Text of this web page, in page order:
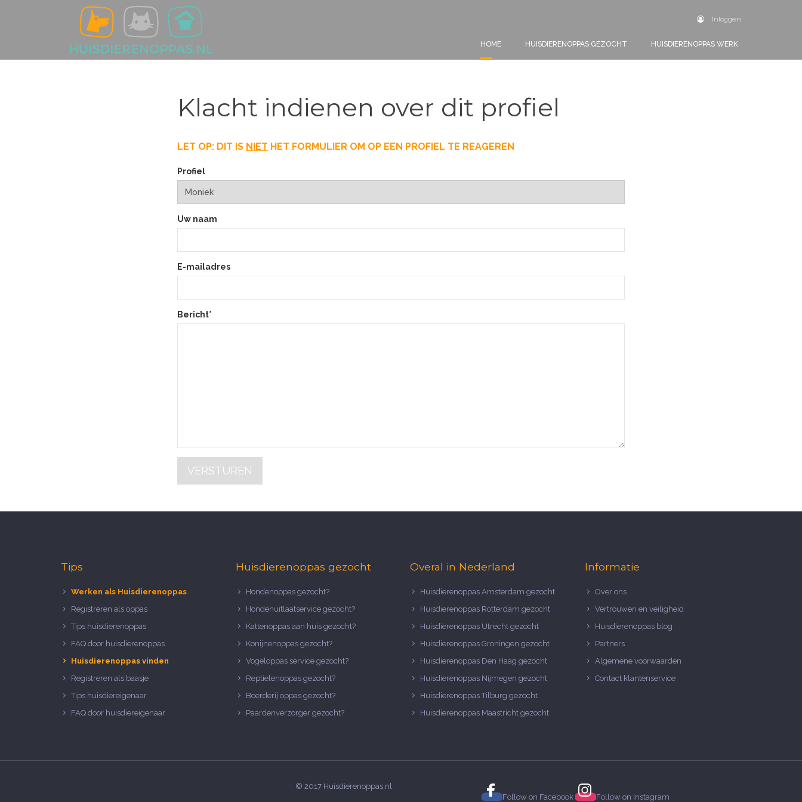
Inloggen
HOME HUISDIERENOPPAS GEZOCHT HUISDIERENOPPAS WERK
Klacht indienen over dit profiel
LET OP: DIT IS NIET HET FORMULIER OM OP EEN PROFIEL TE REAGEREN
Profiel
Uw naam
E-mailadres
Bericht*
VERSTUREN
Tips
Werken als Huisdierenoppas
Registreren als oppas
Tips huisdierenoppas
FAQ door huisdierenoppas
Huisdierenoppas vinden
Registreren als baasje
Tips huisdiereigenaar
FAQ door huisdiereigenaar
Huisdierenoppas gezocht
Hondenoppas gezocht?
Hondenuitlaatservice gezocht?
Kattenoppas aan huis gezocht?
Konijnenoppas gezocht?
Vogeloppas service gezocht?
Reptielenoppas gezocht?
Boerderij oppas gezocht?
Paardenverzorger gezocht?
Overal in Nederland
Huisdierenoppas Amsterdam gezocht
Huisdierenoppas Rotterdam gezocht
Huisdierenoppas Utrecht gezocht
Huisdierenoppas Groningen gezocht
Huisdierenoppas Den Haag gezocht
Huisdierenoppas Nijmegen gezocht
Huisdierenoppas Tilburg gezocht
Huisdierenoppas Maastricht gezocht
Informatie
Over ons
Vertrouwen en veiligheid
Huisdierenoppas blog
Partners
Algemene voorwaarden
Contact klantenservice
© 2017 Huisdierenoppas.nl
Follow on Facebook Follow on Instagram